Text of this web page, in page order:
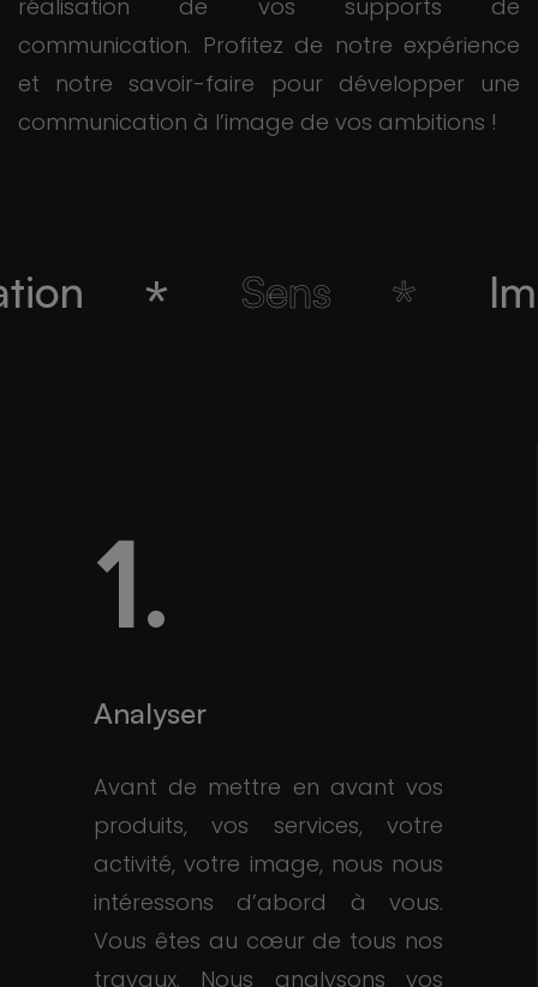
réalisation de vos supports de
communication. Profitez de notre expérience
et notre savoir-faire pour développer une
communication à l’image de vos ambitions !
Sens
1.
Analyser
Avant de mettre en avant vos
produits, vos services, votre
activité, votre image, nous nous
intéressons d’abord à vous.
Vous êtes au cœur de tous nos
travaux. Nous analysons vos